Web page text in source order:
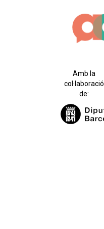
Amb la
col·laboració
de: